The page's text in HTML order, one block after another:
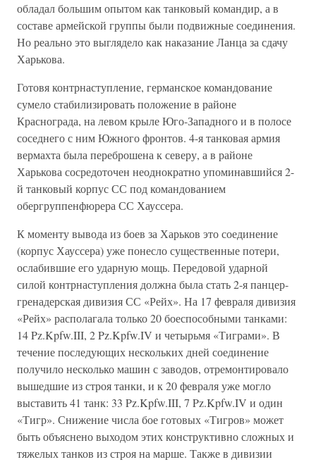
обладал большим опытом как танковый командир, а в
составе армейской группы были подвижные соединения.
Но реально это выглядело как наказание Ланца за сдачу
Харькова.
Готовя контрнаступление, германское командование
сумело стабилизировать положение в районе
Краснограда, на левом крыле Юго-Западного и в полосе
соседнего с ним Южного фронтов. 4-я танковая армия
вермахта была переброшена к северу, а в районе
Харькова сосредоточен неоднократно упоминавшийся 2-
й танковый корпус СС под командованием
обергруппенфюрера СС Хауссера.
К моменту вывода из боев за Харьков это соединение
(корпус Хауссера) уже понесло существенные потери,
ослабившие его ударную мощь. Передовой ударной
силой контрнаступления должна была стать 2-я панцер-
гренадерская дивизия СС «Рейх». На 17 февраля дивизия
«Рейх» располагала только 20 боеспособными танками:
14 Pz.Kpfw.III, 2 Pz.Kpfw.IV и четырьмя «Тиграми». В
течение последующих нескольких дней соединение
получило несколько машин с заводов, отремонтировало
вышедшие из строя танки, и к 20 февраля уже могло
выставить 41 танк: 33 Pz.Kpfw.III, 7 Pz.Kpfw.IV и один
«Тигр». Снижение числа бое готовых «Тигров» может
быть объяснено выходом этих конструктивно сложных и
тяжелых танков из строя на марше. Также в дивизии